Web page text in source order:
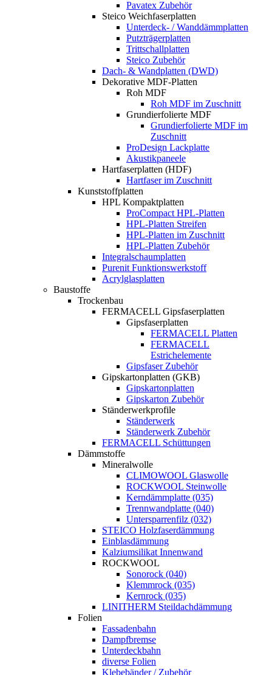
Pavatex Zubehör
Steico Weichfaserplatten
Unterdeck- / Wanddämmplatten
Putzträgerplatten
Trittschallplatten
Steico Zubehör
Dach- & Wandplatten (DWD)
Dekorative MDF-Platten
Roh MDF
Roh MDF im Zuschnitt
Grundierfolierte MDF
Grundierfolierte MDF im
Zuschnitt
ProDesign Lackplatte
Akustikpaneele
Hartfaserplatten (HDF)
Hartfaser im Zuschnitt
Kunststoffplatten
HPL Kompaktplatten
ProCompact HPL-Platten
HPL-Platten Streifen
HPL-Platten im Zuschnitt
HPL-Platten Zubehör
Integralschaumplatten
Purenit Funktionswerkstoff
Acrylglasplatten
Baustoffe
Trockenbau
FERMACELL Gipsfaserplatten
Gipsfaserplatten
FERMACELL Platten
FERMACELL
Estrichelemente
Gipsfaser Zubehör
Gipskartonplatten (GKB)
Gipskartonplatten
Gipskarton Zubehör
Ständerwerkprofile
Ständerwerk
Ständerwerk Zubehör
FERMACELL Schüttungen
Dämmstoffe
Mineralwolle
CLIMOWOOL Glaswolle
ROCKWOOL Steinwolle
Kerndämmplatte (035)
Trennwandplatte (040)
Untersparrenfilz (032)
STEICO Holzfaserdämmung
Einblasdämmung
Kalziumsilikat Innenwand
ROCKWOOL
Sonorock (040)
Klemmrock (035)
Kernrock (035)
LINITHERM Steildachdämmung
Folien
Fassadenbahn
Dampfbremse
Unterdeckbahn
diverse Folien
Klebebänder / Zubehör